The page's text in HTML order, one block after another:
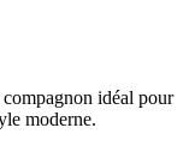
idéal pour
moderne.